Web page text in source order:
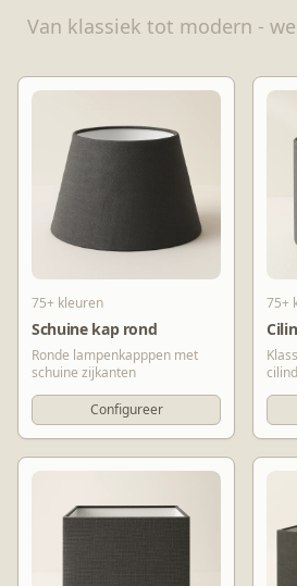
Van klassiek tot modern -
75+ kleuren
Schuine kap rond
Ronde lampenkapppen met
schuine zijkanten
Configureer
75+